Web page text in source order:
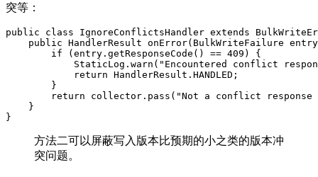
突等：
public class IgnoreConflictsHandler extends
public HandlerResult onError(BulkWriteFailure
        if (entry.getResponseCode() == 409) {
StaticLog.warn("Encountered conflict
            return HandlerResult.HANDLED;
        }
return collector.pass("Not a conflict response
    }
}
方法二可以屏蔽写入版本比预期的小之类的版本冲
突问题。